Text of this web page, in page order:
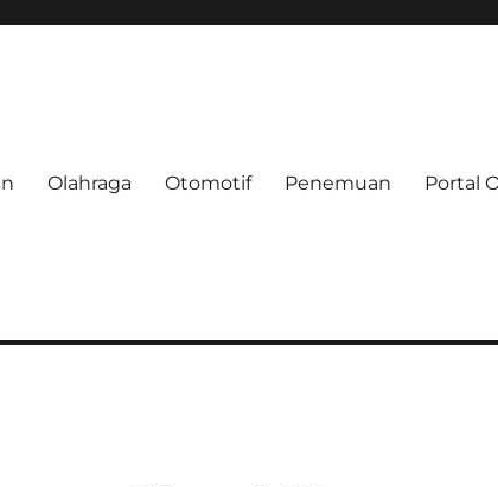
Olahraga Otomotif Penemuan Portal